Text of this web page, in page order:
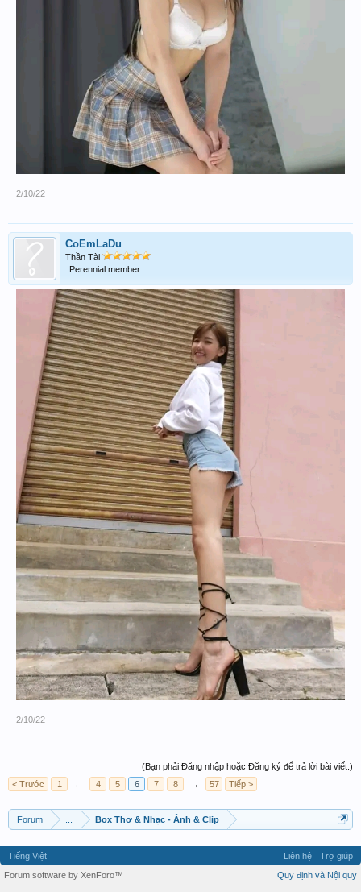
2/10/22
CoEmLaDu
Thần Tài
Perennial member
2/10/22
(Bạn phải Đăng nhập hoặc Đăng ký để trả lời bài viết.)
< Trước
1 ← 4 5 6 7 8 → 57 Tiếp >
Forum Box Thơ & Nhạc - Ảnh & Clip
Tiếng Việt Liên hệ
Trợ giúp
Quy định và Nội quy
Forum software by XenForo™